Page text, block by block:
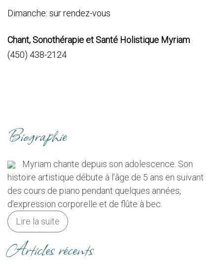
Dimanche: sur rendez-vous
Chant, Sonothérapie et Santé Holistique Myriam
(450) 438-2124
Biographie
Myriam chante depuis son adolescence. Son
histoire artistique débute à l’âge de 5 ans en suivant
des cours de piano pendant quelques années,
d’expression corporelle et de flûte à bec.
Lire la suite
Articles récents